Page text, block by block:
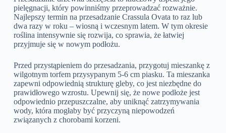
pielęgnacji, który powinniśmy przeprowadzać rozważnie.
Najlepszy termin na przesadzanie Crassula Ovata to raz lub
dwa razy w roku – wiosną i wczesnym latem. W tym okresie
roślina intensywnie się rozwija, co sprawia, że łatwiej
przyjmuje się w nowym podłożu.
Przed przystąpieniem do przesadzania, przygotuj mieszankę z
wilgotnym torfem przysypanym 5-6 cm piasku. Ta mieszanka
zapewni odpowiednią strukturę gleby, co jest niezbędne do
prawidłowego wzrostu. Upewnij się, że nowe podłoże jest
odpowiednio przepuszczalne, aby uniknąć zatrzymywania
wody, która mogłaby być przyczyną niepowodzeń
związanych z chorobami korzeni.